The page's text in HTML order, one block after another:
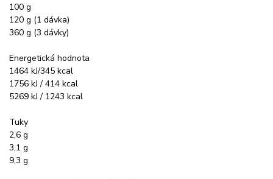
100 g
120 g (1 dávka)
360 g (3 dávky)
Energetická hodnota
1464 kJ/345 kcal
1756 kJ / 414 kcal
5269 kJ / 1243 kcal
Tuky
2,6 g
3,1 g
9,3 g